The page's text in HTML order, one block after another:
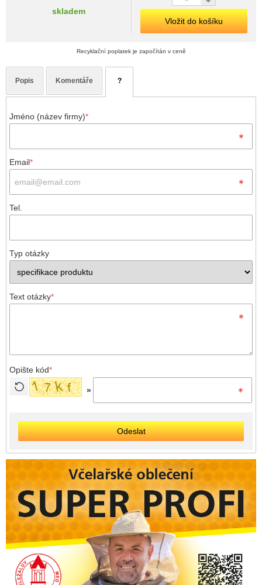
skladem
Vložit do košíku
Recyklační poplatek je započítán v ceně
Popis Komentáře ?
Jméno (název firmy)*
Email*
Tel.
Typ otázky
Text otázky*
Opište kód*
»
Odeslat